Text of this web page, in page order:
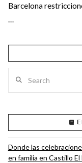
Barcelona
Donde las
en familia en Castillo El